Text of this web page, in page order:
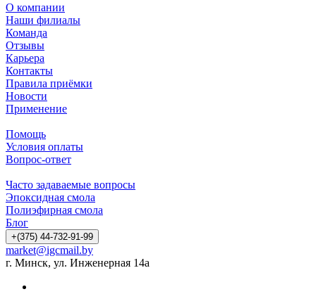
О компании
Наши филиалы
Команда
Отзывы
Карьера
Контакты
Правила приёмки
Новости
Применение
Помощь
Условия оплаты
Вопрос-ответ
Часто задаваемые вопросы
Эпоксидная смола
Полиэфирная смола
Блог
+(375) 44-732-91-99
market@igcmail.by
г. Минск, ул. Инженерная 14а